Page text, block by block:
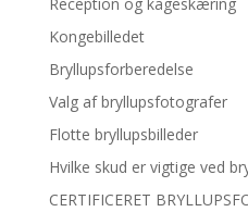
Kongebilledet
Bryllupsforberedelse
Valg af bryllupsfotografer
Flotte bryllupsbilleder
Hvilke skud er vigtige ved
CERTIFICERET